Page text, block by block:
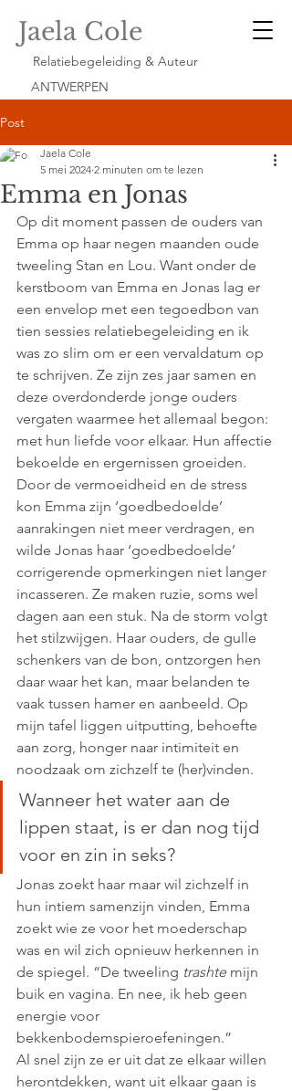
Jaela Cole
Relatiebegeleiding & Auteur
ANTWERPEN
Post
Emma en Jonas
Jaela Cole
5 mei 2024 2 minuten om te lezen
Op dit moment passen de ouders van
Emma op haar negen maanden oude
tweeling Stan en Lou. Want onder de
kerstboom van Emma en Jonas lag er
een envelop met een tegoedbon van
tien sessies relatiebegeleiding en ik
was zo slim om er een vervaldatum op
te schrijven. Ze zijn zes jaar samen en
deze overdonderde jonge ouders
vergaten waarmee het allemaal begon:
met hun liefde voor elkaar. Hun affectie
bekoelde en ergernissen groeiden.
Door de vermoeidheid en de stress
kon Emma zijn ‘goedbedoelde’
aanrakingen niet meer verdragen, en
wilde Jonas haar ‘goedbedoelde’
corrigerende opmerkingen niet langer
incasseren. Ze maken ruzie, soms wel
dagen aan een stuk. Na de storm volgt
het stilzwijgen. Haar ouders, de gulle
schenkers van de bon, ontzorgen hen
daar waar het kan, maar belanden te
vaak tussen hamer en aanbeeld. Op
mijn tafel liggen uitputting, behoefte
aan zorg, honger naar intimiteit en
noodzaak om zichzelf te (her)vinden.
Wanneer het water aan de
lippen staat, is er dan nog tijd
voor en zin in seks?
Jonas zoekt haar maar wil zichzelf in
hun intiem samenzijn vinden, Emma
zoekt wie ze voor het moederschap
was en wil zich opnieuw herkennen in
de spiegel. “De tweeling trashte mijn
buik en vagina. En nee, ik heb geen
energie voor
bekkenbodemspieroefeningen.”
Al snel zijn ze er uit dat ze elkaar willen
herontdekken, want uit elkaar gaan is